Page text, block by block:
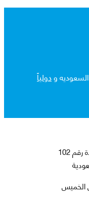
ودولياً